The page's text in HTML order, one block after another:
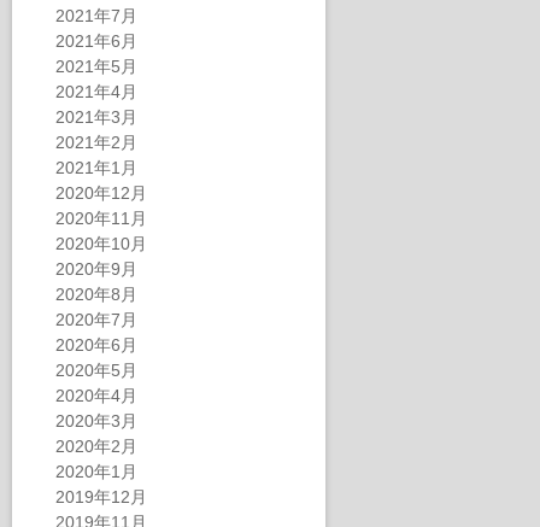
2021年7月
2021年6月
2021年5月
2021年4月
2021年3月
2021年2月
2021年1月
2020年12月
2020年11月
2020年10月
2020年9月
2020年8月
2020年7月
2020年6月
2020年5月
2020年4月
2020年3月
2020年2月
2020年1月
2019年12月
2019年11月